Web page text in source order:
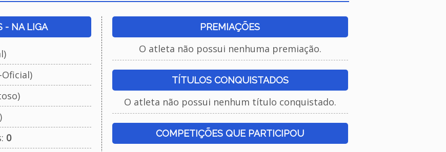
- NA LIGA
0
PREMIAÇÕES
O atleta não possui nenhuma premiação.
TÍTULOS CONQUISTADOS
O atleta não possui nenhum título conquistado.
COMPETIÇÕES QUE PARTICIPOU